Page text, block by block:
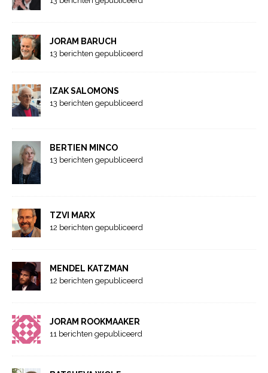
JORAM BARUCH
13 berichten gepubliceerd
IZAK SALOMONS
13 berichten gepubliceerd
BERTIEN MINCO
13 berichten gepubliceerd
TZVI MARX
12 berichten gepubliceerd
MENDEL KATZMAN
12 berichten gepubliceerd
JORAM ROOKMAAKER
11 berichten gepubliceerd